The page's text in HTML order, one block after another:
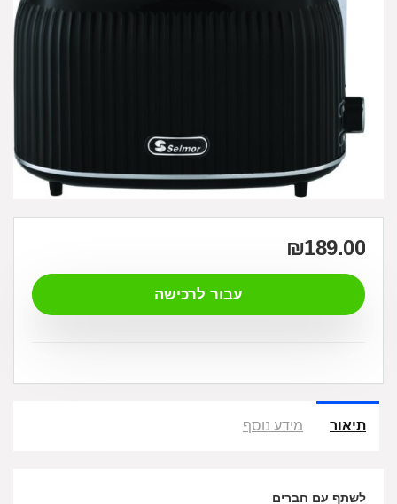
₪189.00
עבור לרכישה
תיאור מידע נוסף
לשתף עם חברים